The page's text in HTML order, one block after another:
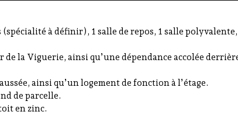
à définir), 1 salle de repos, 1 salle
la Viguerie, ainsi qu’une dépendance accolée
ainsi qu’un logement de fonction à l’étage.
de parcelle.
en zinc.